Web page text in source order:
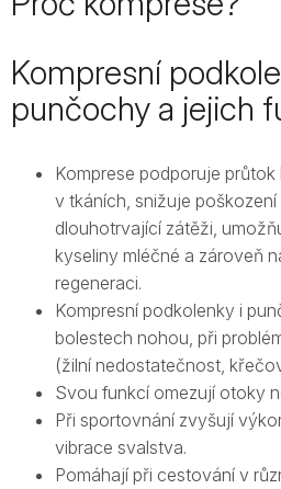
Kompresní
punčochy a jejich
Komprese podporuje
v tkáních, snižuje
dlouhotrvající zátěži,
kyseliny mléčné a zároveň
regeneraci.
Kompresní podkolenky i
bolestech nohou, při
(žilní nedostatečnost,
Svou funkcí omezují otoky
Při sportovnání zvyšují
vibrace svalstva.
Pomáhají při cestování v